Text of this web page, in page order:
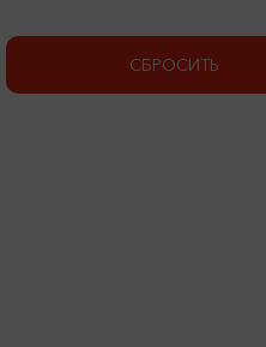
СБРОСИТЬ